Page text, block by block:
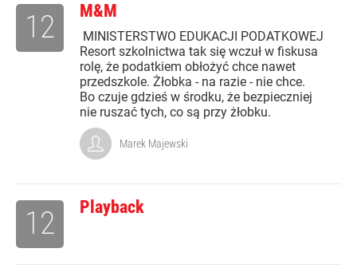
M&M
MINISTERSTWO EDUKACJI PODATKOWEJ
Resort szkolnictwa tak się wczuł w fiskusa
rolę, że podatkiem obłożyć chce nawet
przedszkole. Żłobka - na razie - nie chce.
Bo czuje gdzieś w środku, że bezpieczniej
nie ruszać tych, co są przy żłobku.
12
Marek Majewski
Playback
12